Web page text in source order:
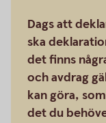
Dags att
ska
det finns
och avdrag
kan göra,
det du